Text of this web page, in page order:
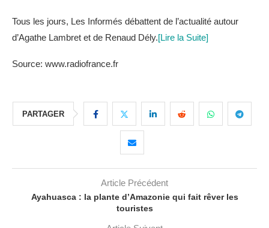
Tous les jours, Les Informés débattent de l’actualité autour
d’Agathe Lambret et de Renaud Dély.[Lire la Suite]
Source: www.radiofrance.fr
PARTAGER
Article Précédent
Ayahuasca : la plante d’Amazonie qui fait rêver les
touristes